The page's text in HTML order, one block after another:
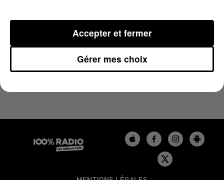
Gérer mes choix
Accepter et fermer